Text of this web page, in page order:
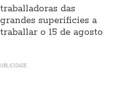
traballadoras das
grandes superificies a
traballar o 15 de agosto